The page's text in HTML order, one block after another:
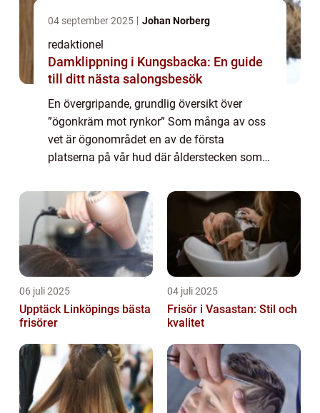
04 september 2025 Johan Norberg
redaktionel
Damklippning i Kungsbacka: En guide
till ditt nästa salongsbesök
En övergripande, grundlig översikt över
”ögonkräm mot rynkor” Som många av oss
vet är ögonområdet en av de första
platserna på vår hud där ålderstecken som
förhindra och minska synligheten av d...
06 juli 2025
Upptäck Linköpings bästa
frisörer
04 juli 2025
Frisör i Vasastan: Stil och
kvalitet